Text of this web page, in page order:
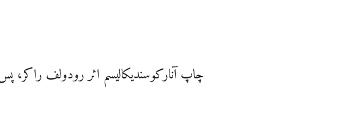
چاپ آنارکوسندیکالیسم اثر رودولف راکر،